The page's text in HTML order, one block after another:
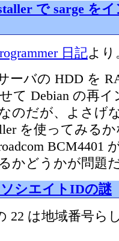
で sarge を
日記より
ーバの HDD を
て Debian の再イ
のだが、よさげ
を使ってみる
BCM4401
かどうかが問題だ
シエイトIDの謎
22 は地域番号ら